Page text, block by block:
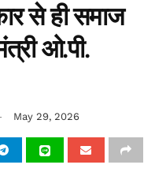
से ही समाज
ओ.पी.
May 29, 2026